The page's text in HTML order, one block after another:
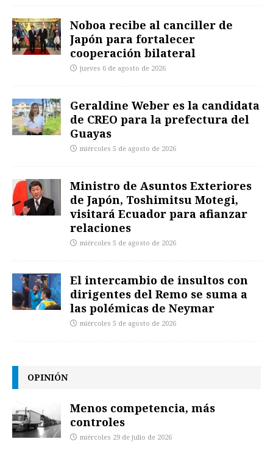
Noboa recibe al canciller de
Japón para fortalecer
cooperación bilateral
jueves 6 de agosto de 2026
Geraldine Weber es la candidata
de CREO para la prefectura del
Guayas
miércoles 5 de agosto de 2026
Ministro de Asuntos Exteriores
de Japón, Toshimitsu Motegi,
visitará Ecuador para afianzar
relaciones
miércoles 5 de agosto de 2026
El intercambio de insultos con
dirigentes del Remo se suma a
las polémicas de Neymar
miércoles 5 de agosto de 2026
OPINIÓN
Menos competencia, más
controles
miércoles 29 de julio de 2026